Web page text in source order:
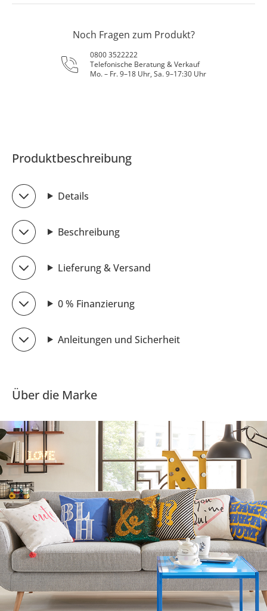
Noch Fragen zum Produkt?
0800 3522222
Telefonische Beratung & Verkauf
Mo. – Fr. 9–18 Uhr, Sa. 9–17:30 Uhr
Produktbeschreibung
Details
Beschreibung
Lieferung & Versand
0 % Finanzierung
Anleitungen und Sicherheit
Über die Marke